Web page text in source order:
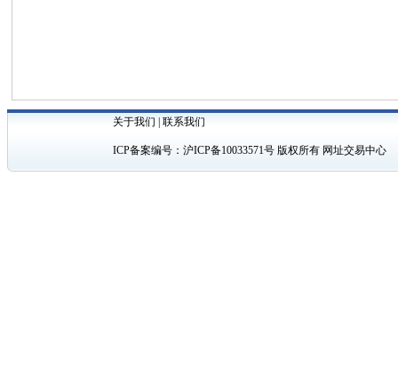
关于我们 |联系我们
ICP备案编号：沪ICP备10033571号 版权所有 网址交易中心